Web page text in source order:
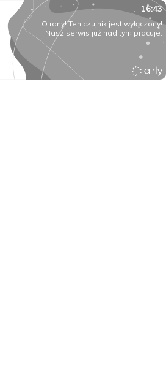
16:43
O rany! Ten czujnik jest wyłączony!
Nasz serwis już nad tym pracuje.